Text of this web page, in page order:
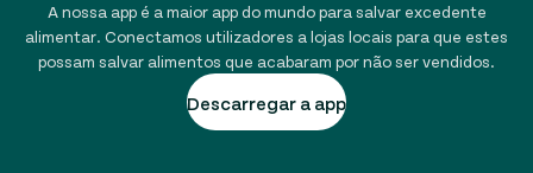
A nossa app é a maior app do mundo para salvar excedente
alimentar. Conectamos utilizadores a lojas locais para que estes
possam salvar alimentos que acabaram por não ser vendidos.
Descarregar a app